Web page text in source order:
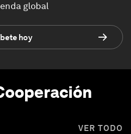
global
hoy
VER TODO